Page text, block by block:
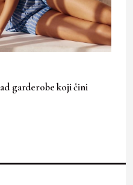
garderobe koji čini